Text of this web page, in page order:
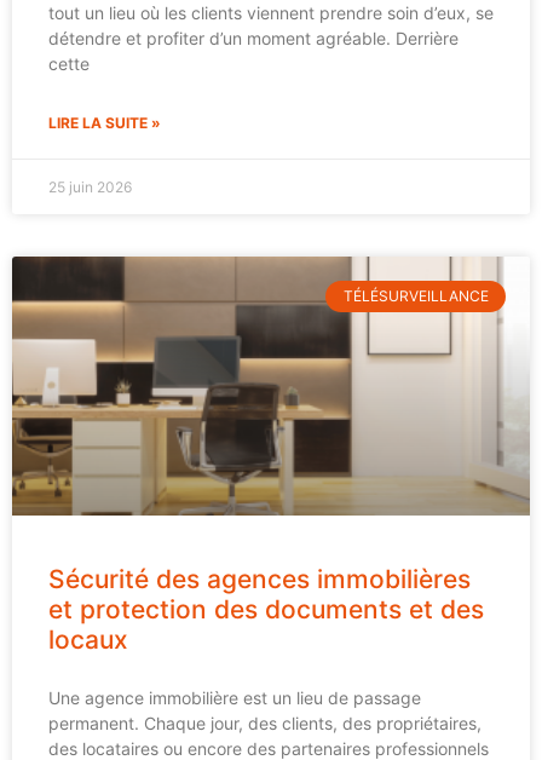
tout un lieu où les clients viennent prendre soin d’eux, se
détendre et profiter d’un moment agréable. Derrière
cette
LIRE LA SUITE »
25 juin 2026
TÉLÉSURVEILLANCE
Sécurité des agences immobilières
et protection des documents et des
locaux
Une agence immobilière est un lieu de passage
permanent. Chaque jour, des clients, des propriétaires,
des locataires ou encore des partenaires professionnels